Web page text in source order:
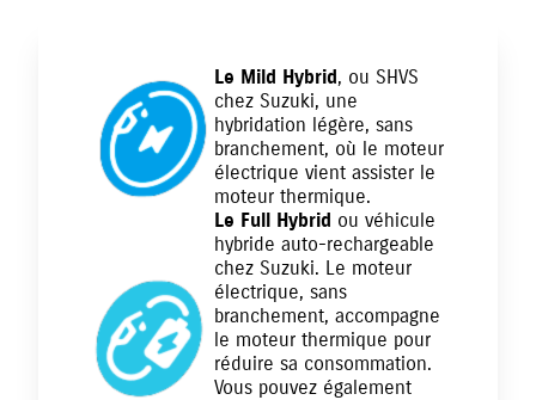
Le Mild Hybrid, ou SHVS
chez Suzuki, une
hybridation légère, sans
branchement, où le moteur
électrique vient assister le
moteur thermique.
Le Full Hybrid ou véhicule
hybride auto-rechargeable
chez Suzuki. Le moteur
électrique, sans
branchement, accompagne
le moteur thermique pour
réduire sa consommation.
Vous pouvez également